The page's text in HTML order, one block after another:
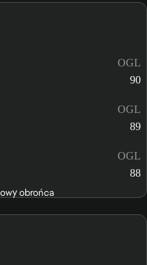
OGL
90
OGL
89
OGL
88
obrońca